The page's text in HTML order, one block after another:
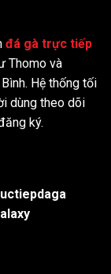
đá gà trực tiếp
Thomo và
Hệ thống tối
dùng theo dõi
ký.